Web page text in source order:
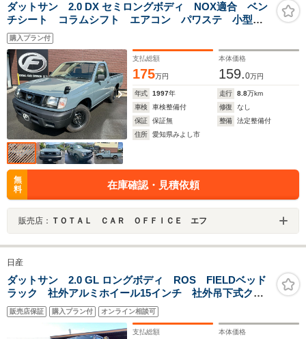
ダットサン 2.0 DX セミロングボディ NOX適合 ベン
チシート コラムシフト エアコン パワステ 小型貨
物 4ナンバー車 1000キログラム積載 グリルバンパー
荷台チッピング塗装
購入プラン付
支払総額
175万円
本体価格
159.0万円
年式 1997年 走行 8.8万km
車検
車検整備付 修復
なし
保証
保証無 整備
法定整備付
住所
愛知県みよし市
無
料
在庫確認・見積依頼
販売店： ＴＯＴＡＬ ＣＡＲ ＯＦＦＩＣＥ エフ
日産
ダットサン 2.0 GL ロングボディ ROS FIELDベッド
ラック 社外アルミホイール15インチ 社外吊下式クー
ラー 取説保証書 記録簿後日
販売店保証 購入プラン付 オンライン相談可
支払総額 本体価格